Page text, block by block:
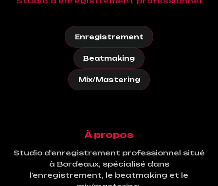
Enregistrement
Beatmaking
Mix/Mastering
À propos
Studio d'enregistrement professionnel situé
à Bordeaux, spécialisé dans
l'enregistrement, le beatmaking et le